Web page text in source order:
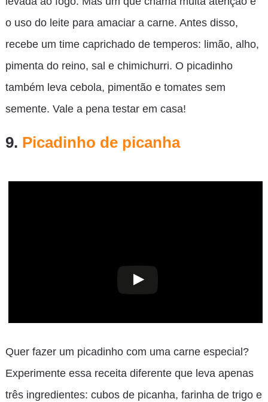
o uso do leite para amaciar a carne. Antes disso,
recebe um time caprichado de temperos: limão, alho,
pimenta do reino, sal e chimichurri. O picadinho
também leva cebola, pimentão e tomates sem
semente. Vale a pena testar em casa!
9. Picadinho de picanha
Quer fazer um picadinho com uma carne especial?
Experimente essa receita diferente que leva apenas
três ingredientes: cubos de picanha, farinha de trigo e